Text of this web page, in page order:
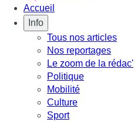
Accueil
Info
Tous nos articles
Nos reportages
Le zoom de la rédac'
Politique
Mobilité
Culture
Sport